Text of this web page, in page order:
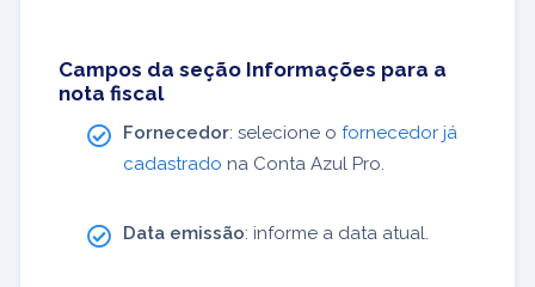
Campos da seção Informações para a
nota fiscal
Fornecedor: selecione o fornecedor já
cadastrado na Conta Azul Pro.
Data emissão: informe a data atual.